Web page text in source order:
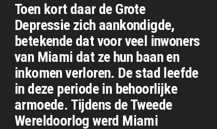
Toen kort daar de Grote
Depressie zich aankondigde,
betekende dat voor veel inwoners
van Miami dat ze hun baan en
inkomen verloren. De stad leefde
in deze periode in behoorlijke
armoede. Tijdens de Tweede
Wereldoorlog werd Miami